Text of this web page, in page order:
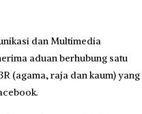
dan Multimedia
aduan berhubung satu
(agama, raja dan kaum) yang